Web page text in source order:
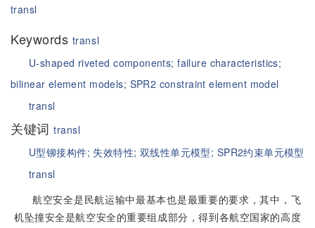
transl
Keywords transl
U-shaped riveted components;failure characteristics;
bilinear element models; SPR2 constraint element model
transl
关键词transl
U型铆接构件; 失效特性; 双线性单元模型; SPR2约束单元模型
transl
航空安全是民航运输中最基本也是最重要的要求，其中，飞
机坠撞安全是航空安全的重要组成部分，得到各航空国家的高度